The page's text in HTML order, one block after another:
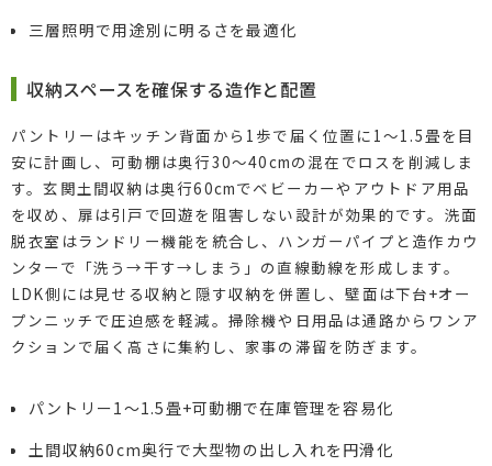
三層照明で用途別に明るさを最適化
収納スペースを確保する造作と配置
パントリーはキッチン背面から1歩で届く位置に1〜1.5畳を目
安に計画し、可動棚は奥行30〜40cmの混在でロスを削減しま
す。玄関土間収納は奥行60cmでベビーカーやアウトドア用品
を収め、扉は引戸で回遊を阻害しない設計が効果的です。洗面
脱衣室はランドリー機能を統合し、ハンガーパイプと造作カウ
ンターで「洗う→干す→しまう」の直線動線を形成します。
LDK側には見せる収納と隠す収納を併置し、壁面は下台+オー
プンニッチで圧迫感を軽減。掃除機や日用品は通路からワンア
クションで届く高さに集約し、家事の滞留を防ぎます。
パントリー1〜1.5畳+可動棚で在庫管理を容易化
土間収納60cm奥行で大型物の出し入れを円滑化